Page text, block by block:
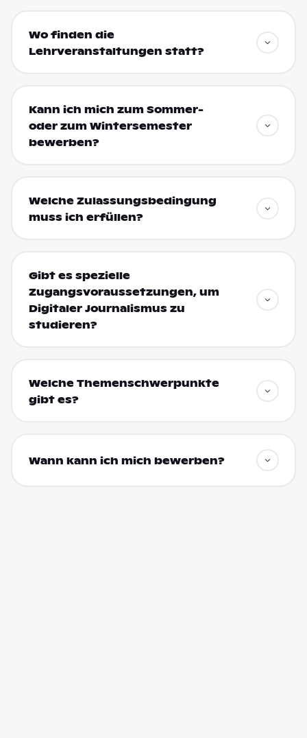
Wo finden die
Lehrveranstaltungen statt?
Kann ich mich zum Sommer-
oder zum Wintersemester
bewerben?
Welche Zulassungsbedingung
muss ich erfüllen?
Gibt es spezielle
Zugangsvoraussetzungen, um
Digitaler Journalismus zu
studieren?
Welche Themenschwerpunkte
gibt es?
Wann kann ich mich bewerben?